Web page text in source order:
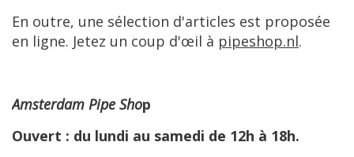
En outre, une sélection d'articles est proposée
en ligne. Jetez un coup d'œil à pipeshop.nl.
Amsterdam Pipe Shop
Ouvert : du lundi au samedi de 12h à 18h.